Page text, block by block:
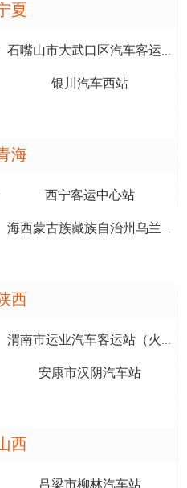
夏
石嘴山市大武口区汽车客运南站
银川汽车西站
海
西宁客运中心站
海西蒙古族藏族自治州乌兰柯柯汽车站
西
渭南市运业汽车客运站（火车站对面）
安康市汉阴汽车站
西
吕梁市柳林汽车站